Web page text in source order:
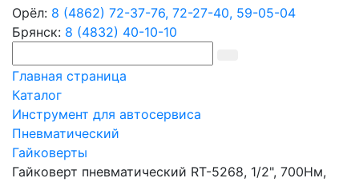
Орёл: 8 (4862) 72-37-76, 72-27-40, 59-05-04
Брянск: 8 (4832) 40-10-10
Главная страница
Каталог
Инструмент для автосервиса
Пневматический
Гайковерты
Гайковерт пневматический RT-5268, 1/2", 700Нм,